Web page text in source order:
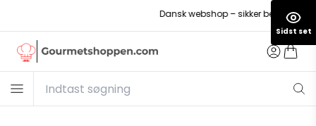
Dansk webshop – sikker betaling
Sidst set